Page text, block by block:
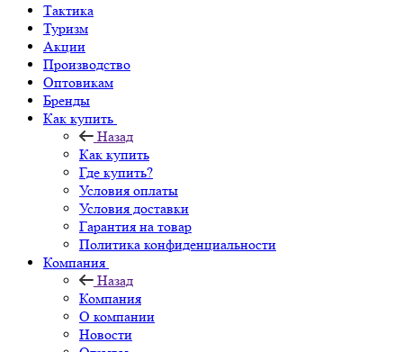
Тактика
Туризм
Акции
Производство
Оптовикам
Бренды
Как купить
Назад
Как купить
Где купить?
Условия оплаты
Условия доставки
Гарантия на товар
Политика конфиденциальности
Компания
Назад
Компания
О компании
Новости